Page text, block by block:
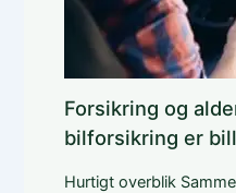
Forsikring og
bilforsikring er
Hurtigt overblik